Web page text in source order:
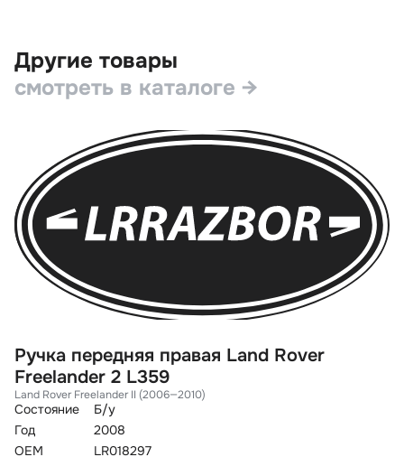
Другие товары
смотреть в каталоге →
Ручка передняя правая Land Rover
Freelander 2 L359
Land Rover Freelander II (2006—2010)
Состояние
Б/у
Год
2008
OEM
LR018297